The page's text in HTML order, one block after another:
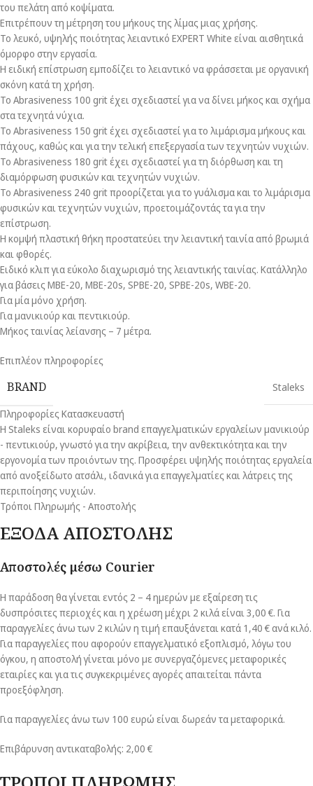
του πελάτη από κοψίματα.
Επιτρέπουν τη μέτρηση του μήκους της λίμας μιας χρήσης.
Το λευκό, υψηλής ποιότητας λειαντικό EXPERT White είναι αισθητικά
όμορφο στην εργασία.
Η ειδική επίστρωση εμποδίζει το λειαντικό να φράσσεται με οργανική
σκόνη κατά τη χρήση.
Το Abrasiveness 100 grit έχει σχεδιαστεί για να δίνει μήκος και σχήμα
στα τεχνητά νύχια.
Το Abrasiveness 150 grit έχει σχεδιαστεί για το λιμάρισμα μήκους και
πάχους, καθώς και για την τελική επεξεργασία των τεχνητών νυχιών.
Το Abrasiveness 180 grit έχει σχεδιαστεί για τη διόρθωση και τη
διαμόρφωση φυσικών και τεχνητών νυχιών.
Το Abrasiveness 240 grit προορίζεται για το γυάλισμα και το λιμάρισμα
φυσικών και τεχνητών νυχιών, προετοιμάζοντάς τα για την
επίστρωση.
Η κομψή πλαστική θήκη προστατεύει την λειαντική ταινία από βρωμιά
και φθορές.
Ειδικό κλιπ για εύκολο διαχωρισμό της λειαντικής ταινίας. Κατάλληλο
για βάσεις MBE-20, MBE-20s, SPBE-20, SPBE-20s, WBE-20.
Για μία μόνο χρήση.
Για μανικιούρ και πεντικιούρ.
Μήκος ταινίας λείανσης – 7 μέτρα.
Επιπλέον πληροφορίες
BRAND
Staleks
Πληροφορίες Κατασκευαστή
Η Staleks είναι κορυφαίο brand επαγγελματικών εργαλείων μανικιούρ
- πεντικιούρ, γνωστό για την ακρίβεια, την ανθεκτικότητα και την
εργονομία των προιόντων της. Προσφέρει υψηλής ποιότητας εργαλεία
από ανοξείδωτο ατσάλι, ιδανικά για επαγγελματίες και λάτρεις της
περιποίησης νυχιών.
Τρόποι Πληρωμής - Αποστολής
ΕΞΟΔΑ ΑΠΟΣΤΟΛΗΣ
Αποστολές μέσω Courier
Η παράδοση θα γίνεται εντός 2 – 4 ημερών με εξαίρεση τις
δυσπρόσιτες περιοχές και η χρέωση μέχρι 2 κιλά είναι 3,00 €. Για
παραγγελίες άνω των 2 κιλών η τιμή επαυξάνεται κατά 1,40 € ανά κιλό.
Για παραγγελίες που αφορούν επαγγελματικό εξοπλισμό, λόγω του
όγκου, η αποστολή γίνεται μόνο με συνεργαζόμενες μεταφορικές
εταιρίες και για τις συγκεκριμένες αγορές απαιτείται πάντα
προεξόφληση.
Για παραγγελίες άνω των 100 ευρώ είναι δωρεάν τα μεταφορικά.
Επιβάρυνση αντικαταβολής: 2,00 €